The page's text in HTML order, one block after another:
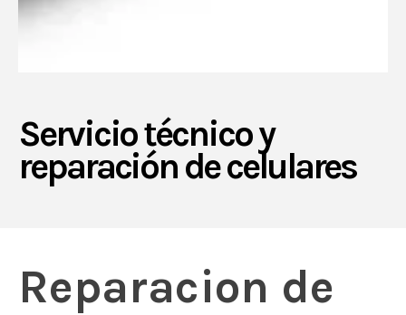
Servicio técnico y
reparación de celulares
Reparacion de